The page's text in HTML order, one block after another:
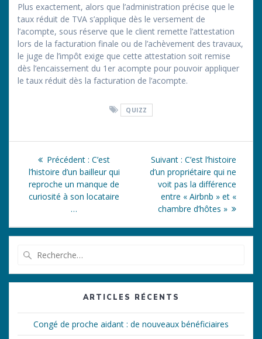
Plus exactement, alors que l’administration précise que le
taux réduit de TVA s’applique dès le versement de
l’acompte, sous réserve que le client remette l’attestation
lors de la facturation finale ou de l’achèvement des travaux,
le juge de l’impôt exige que cette attestation soit remise
dès l’encaissement du 1er acompte pour pouvoir appliquer
le taux réduit dès la facturation de l’acompte.
QUIZZ
Navigation
l’article
Précédent : Article
précédent
:
C’est
l’histoire d’un bailleur qui
reproche un manque de
curiosité à son locataire
…
Suivant : Article
suivant
:
C’est l’histoire
d’un propriétaire qui ne
voit pas la différence
entre « Airbnb » et «
chambre d’hôtes »
:
ARTICLES RÉCENTS
Congé de proche aidant : de nouveaux bénéficiaires